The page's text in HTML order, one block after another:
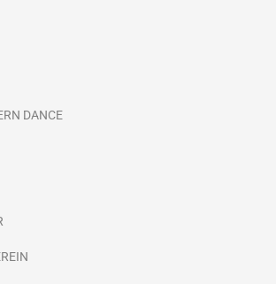
DANCE